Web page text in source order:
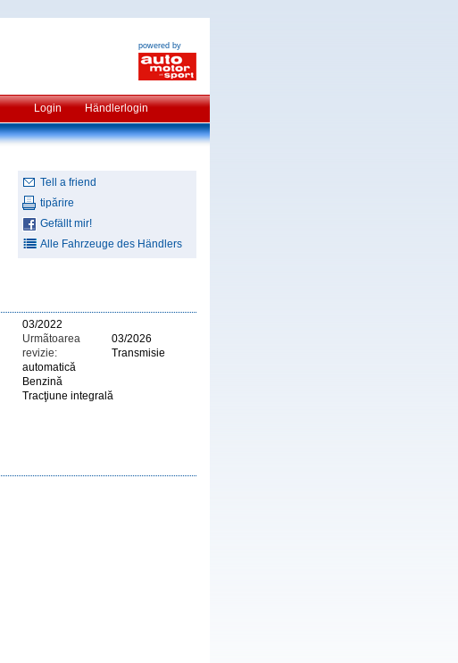
powered by
Login Händlerlogin
Tell a friend
tipărire
Gefällt mir!
Alle Fahrzeuge des Händlers
03/2022
Urmãtoarea
revizie:
03/2026
Transmisie
automatică
Benzină
Tracţiune integrală